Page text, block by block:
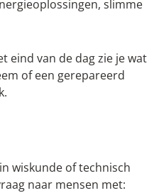
slimme
eind van de dag zie je wat
of een gerepareerd
wiskunde of technisch
naar mensen met: